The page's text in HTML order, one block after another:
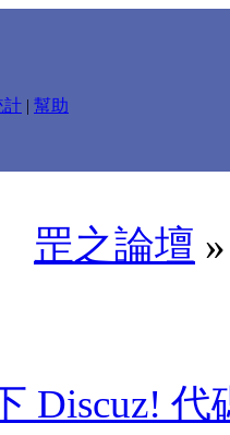
計 | 幫助
罡之論壇
Discuz! 代